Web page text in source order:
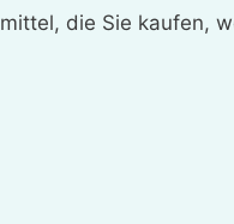
die Sie kaufen,